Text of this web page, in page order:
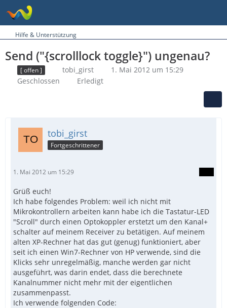
Hilfe & Unterstützung
Send ("{scrolllock toggle}") ungenau?
[ offen ] tobi_girst
1. Mai 2012 um 15:29
Geschlossen
Erledigt
tobi_girst
Fortgeschrittener
1. Mai 2012 um 15:29
Grüß euch!
Ich habe folgendes Problem: weil ich nicht mit
Mikrokontrollern arbeiten kann habe ich die Tastatur-LED
"Scroll" durch einen Optokoppler erstetzt um den Kanal+
schalter auf meinem Receiver zu betätigen. Auf meinem
alten XP-Rechner hat das gut (genug) funktioniert, aber
seit ich einen Win7-Rechner von HP verwende, sind die
Klicks sehr unregelmäßig, manche werden gar nicht
ausgeführt, was darin endet, dass die berechnete
Kanalnummer nicht mehr mit der eigentlichen
zusammenpasst.
Ich verwende folgenden Code: